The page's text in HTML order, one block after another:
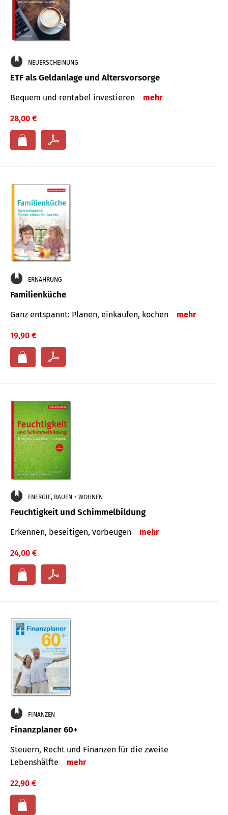
NEUERSCHEINUNG
ETF als Geldanlage und Altersvorsorge
Bequem und rentabel investieren mehr
28,00 €
ERNÄHRUNG
Familienküche
Ganz entspannt: Planen, einkaufen, kochen mehr
19,90 €
ENERGIE, BAUEN + WOHNEN
Feuchtigkeit und Schimmelbildung
Erkennen, beseitigen, vorbeugen mehr
24,00 €
FINANZEN
Finanzplaner 60+
Steuern, Recht und Finanzen für die zweite
Lebenshälfte
mehr
22,90 €